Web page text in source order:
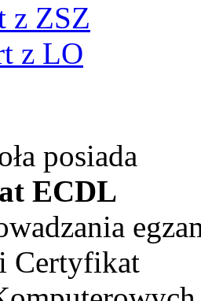
z ZSZ
z LO
posiada
ECDL
Certyfikat